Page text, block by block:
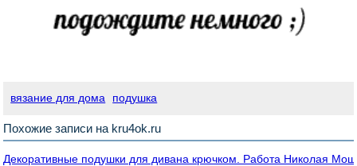
вязание для дома подушка
Похожие записи на kru4ok.ru
Декоративные подушки для дивана крючком. Работа Николая